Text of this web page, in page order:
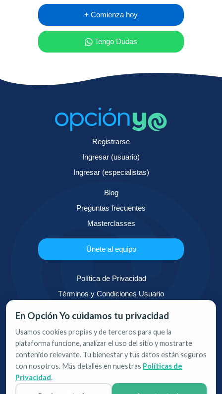
En Opción Yo cuidamos tu privacidad
Usamos cookies propias y de terceros para que la
plataforma funcione, analizar el uso del sitio y mostrarte
contenido relevante. Tu bienestar y tus datos están seguros
con nosotros. Más detalles en nuestras Políticas de
Privacidad.
+ Comienza hoy
Tengo Dudas
Registrarse
Ingresar (usuario)
Ingresar (especialistas)
Blog
Preguntas frecuentes
Masterclasses
Únete al equipo
Política de Privacidad
Términos y Condiciones Usuario
+1 (305) 504-1242
1.000 Brickell Avenue, Suite 715,
Miami, Florida 33.131